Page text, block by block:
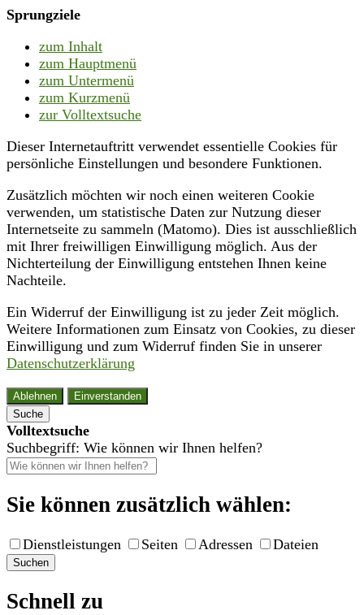
Sprungziele
zum Inhalt
zum Hauptmenü
zum Untermenü
zum Kurzmenü
zur Volltextsuche
Dieser Internetauftritt verwendet essentielle Cookies für
persönliche Einstellungen und besondere Funktionen.
Zusätzlich möchten wir noch einen weiteren Cookie
verwenden, um statistische Daten zur Nutzung dieser
Internetseite zu sammeln (Matomo). Dies ist ausschließlich
mit Ihrer freiwilligen Einwilligung möglich. Aus der
Nichterteilung der Einwilligung entstehen Ihnen keine
Nachteile.
Ein Widerruf der Einwilligung ist zu jeder Zeit möglich.
Weitere Informationen zum Einsatz von Cookies, zu dieser
Einwilligung und zum Widerruf finden Sie in unserer
Datenschutzerklärung
Ablehnen
Einverstanden
Suche
Volltextsuche
Suchbegriff: Wie können wir Ihnen helfen?
Sie können zusätzlich wählen:
Dienstleistungen Seiten Adressen Dateien
Suchen
Schnell zu